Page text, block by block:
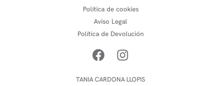
Política de cookies
Aviso Legal
Política de Devolución
TANIA CARDONA LLOPIS